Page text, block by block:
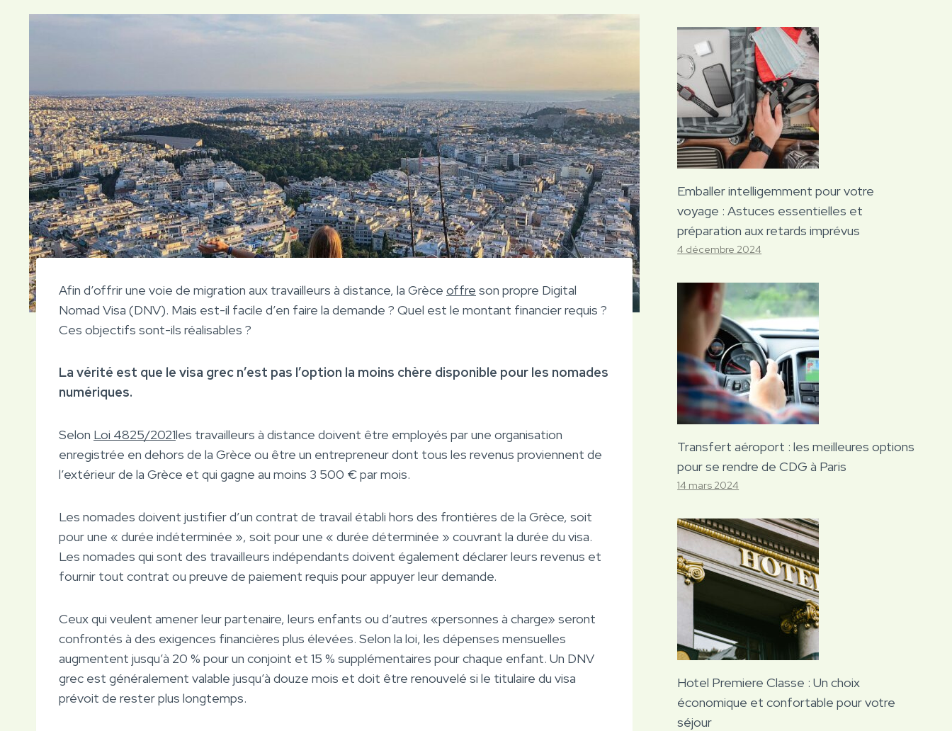
Afin d’offrir une voie de migration aux travailleurs à distance, la Grèce offre son propre Digital
Nomad Visa (DNV). Mais est-il facile d’en faire la demande ? Quel est le montant financier requis ?
Ces objectifs sont-ils réalisables ?
La vérité est que le visa grec n’est pas l’option la moins chère disponible pour les nomades
numériques.
Selon Loi 4825/2021les travailleurs à distance doivent être employés par une organisation
enregistrée en dehors de la Grèce ou être un entrepreneur dont tous les revenus proviennent de
l’extérieur de la Grèce et qui gagne au moins 3 500 € par mois.
Les nomades doivent justifier d’un contrat de travail établi hors des frontières de la Grèce, soit
pour une « durée indéterminée », soit pour une « durée déterminée » couvrant la durée du visa.
Les nomades qui sont des travailleurs indépendants doivent également déclarer leurs revenus et
fournir tout contrat ou preuve de paiement requis pour appuyer leur demande.
Ceux qui veulent amener leur partenaire, leurs enfants ou d’autres «personnes à charge» seront
confrontés à des exigences financières plus élevées. Selon la loi, les dépenses mensuelles
augmentent jusqu’à 20 % pour un conjoint et 15 % supplémentaires pour chaque enfant. Un DNV
grec est généralement valable jusqu’à douze mois et doit être renouvelé si le titulaire du visa
prévoit de rester plus longtemps.
Emballer intelligemment pour votre
voyage : Astuces essentielles et
préparation aux retards imprévus
4 décembre 2024
Transfert aéroport : les meilleures options
pour se rendre de CDG à Paris
14 mars 2024
Hotel Premiere Classe : Un choix
économique et confortable pour votre
séjour